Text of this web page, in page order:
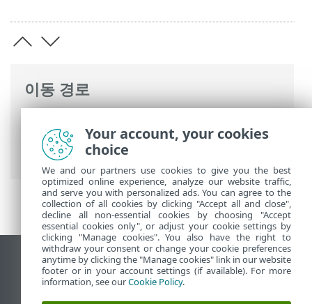
이동 경로
명령과 함께 ESET Server Security>도구
> 검역소
데스크톱 사이트 보기
End of Life
Your account, your cookies
choice
We and our partners use cookies to give you the best
optimized online experience, analyze our website traffic,
and serve you with personalized ads. You can agree to the
collection of all cookies by clicking "Accept all and close",
decline all non-essential cookies by choosing "Accept
essential cookies only", or adjust your cookie settings by
clicking "Manage cookies". You also have the right to
withdraw your consent or change your cookie preferences
anytime by clicking the "Manage cookies" link in our website
footer or in your account settings (if available). For more
information, see ourCookie Policy.